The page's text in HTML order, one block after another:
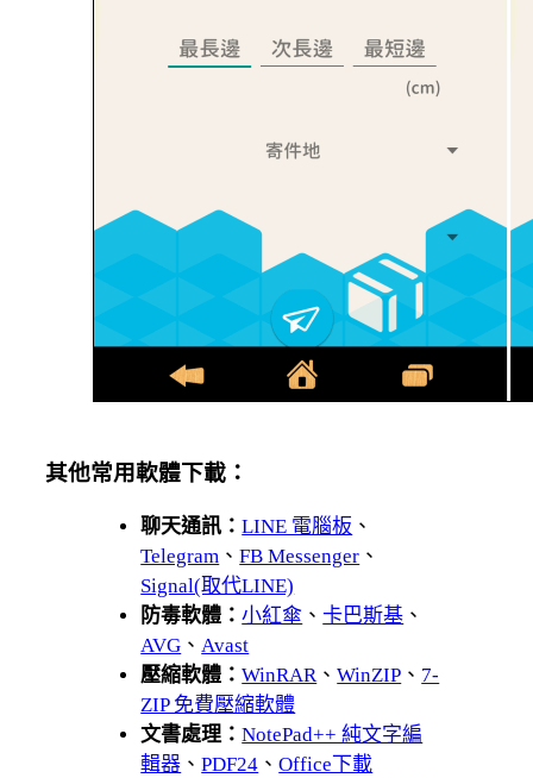
其他常用軟體下載：
聊天通訊：LINE 電腦板 、
Telegram 、FB Messenger 、
Signal(取代LINE)
防毒軟體：小紅傘 、卡巴斯基 、
AVG 、 Avast
壓縮軟體：WinRAR 、WinZIP 、 7-
ZIP 免費壓縮軟體
文書處理：NotePad++ 純文字編
輯器 、PDF24 、Office下載